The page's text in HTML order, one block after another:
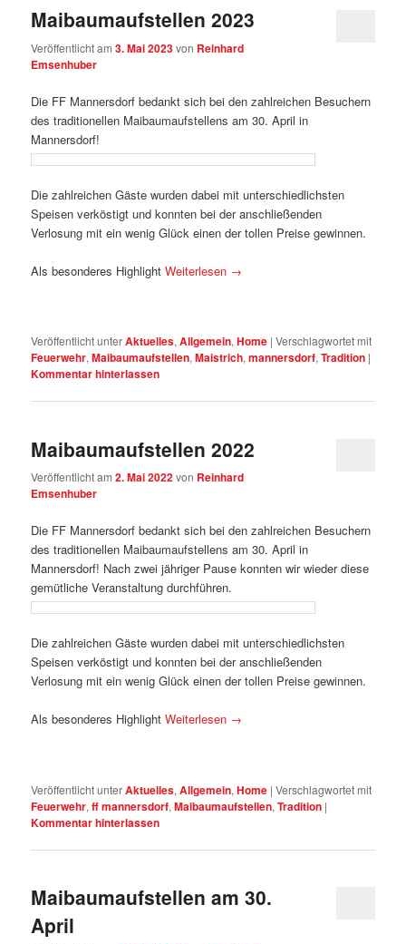
Maibaumaufstellen 2023
Veröffentlicht am3. Mai 2023von Reinhard
Emsenhuber
Die FF Mannersdorf bedankt sich bei den zahlreichen Besuchern
des traditionellen Maibaumaufstellens am 30. April in
Mannersdorf!
Die zahlreichen Gäste wurden dabei mit unterschiedlichsten
Speisen verköstigt und konnten bei der anschließenden
Verlosung mit ein wenig Glück einen der tollen Preise gewinnen.
Als besonderes HighlightWeiterlesen →
Veröffentlicht unterAktuelles,Allgemein,Home |Verschlagwortet mit
Feuerwehr,Maibaumaufstellen,Maistrich,mannersdorf,Tradition |
Kommentar hinterlassen
Maibaumaufstellen 2022
Veröffentlicht am2. Mai 2022von Reinhard
Emsenhuber
Die FF Mannersdorf bedankt sich bei den zahlreichen Besuchern
des traditionellen Maibaumaufstellens am 30. April in
Mannersdorf! Nach zwei jähriger Pause konnten wir wieder diese
gemütliche Veranstaltung durchführen.
Die zahlreichen Gäste wurden dabei mit unterschiedlichsten
Speisen verköstigt und konnten bei der anschließenden
Verlosung mit ein wenig Glück einen der tollen Preise gewinnen.
Als besonderes HighlightWeiterlesen →
Veröffentlicht unterAktuelles,Allgemein,Home |Verschlagwortet mit
Feuerwehr,ff mannersdorf,Maibaumaufstellen,Tradition |
Kommentar hinterlassen
Maibaumaufstellen am 30.
April